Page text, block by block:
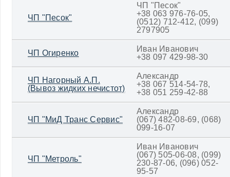
ЧП "Песок"
ЧП "Песок"
+38 063 976-76-05,
(0512) 712-412, (099)
2797905
ЧП Огиренко
Иван Иванович
+38 097 429-98-30
ЧП Нагорный А.П.
(Вывоз жидких нечистот)
Александр
+38 067 514-54-78,
+38 051 259-42-88
ЧП "МиД Транс Сервис"
Александр
(067) 482-08-69, (068)
099-16-07
ЧП "Метроль"
Иван Иванович
(067) 505-06-08, (099)
230-87-06, (096) 052-
95-57